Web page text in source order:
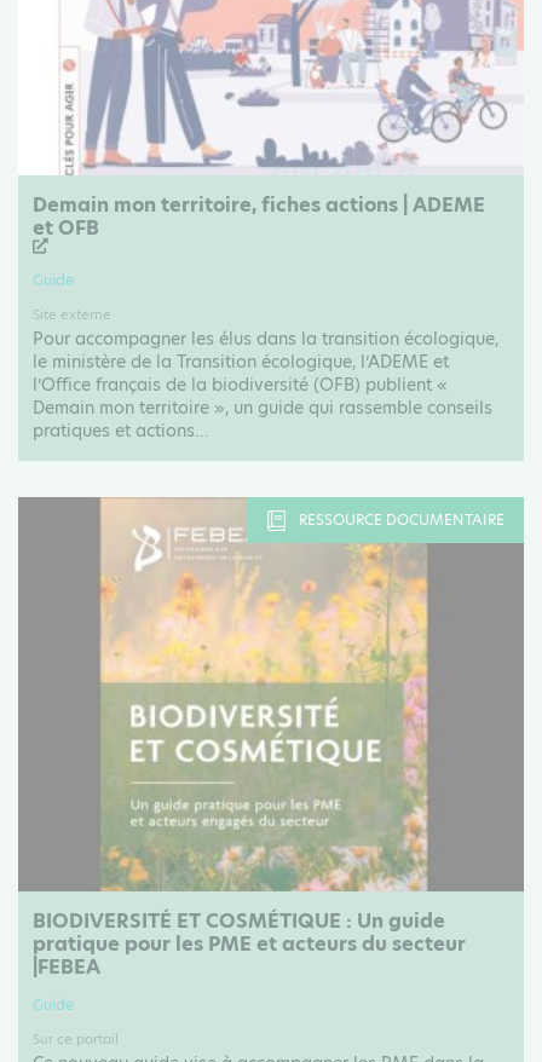
Demain mon territoire, fiches actions | ADEME
et OFB
Guide
Site externe
Pour accompagner les élus dans la transition écologique,
le ministère de la Transition écologique, l’ADEME et
l’Office français de la biodiversité (OFB) publient «
Demain mon territoire », un guide qui rassemble conseils
pratiques et actions...
RESSOURCE DOCUMENTAIRE
BIODIVERSITÉ ET COSMÉTIQUE : Un guide
pratique pour les PME et acteurs du secteur
|FEBEA
Guide
Sur ce portail